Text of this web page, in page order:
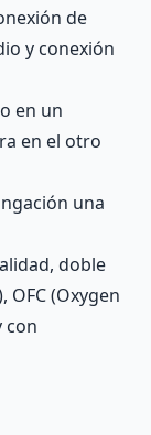
de
y conexión
en un
en el otro
una
doble
(Oxygen
con